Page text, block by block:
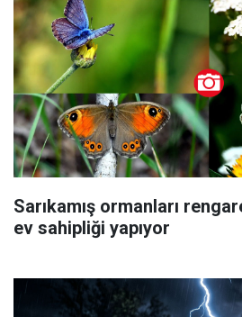
Sarıkamış ormanları
ev sahipliği yapıyor